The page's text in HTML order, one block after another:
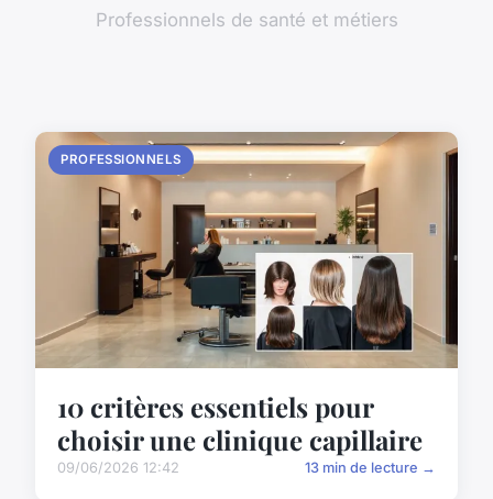
Professionnels de santé et métiers
PROFESSIONNELS
10 critères essentiels pour
choisir une clinique capillaire
09/06/2026 12:42 13 min de lecture →